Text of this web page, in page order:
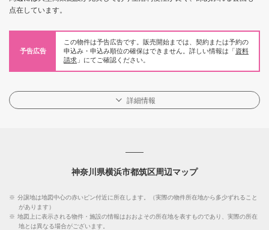
点在しています。
予告広告
この物件は予告広告です。販売開始までは、契約または予約の
申込み・申込み順位の確保はできません。詳しい情報は「 資料
請求 」にてご確認ください。
詳細情報
神奈川県横浜市都筑区周辺マップ
※ 分譲地は地図中心の赤いピン付近に所在します。（実際の物件所在地から多少ずれること
があります）
※ 地図上に表示される物件・施設の情報はおおよその所在地を表すものであり、実際の所在
地とは異なる場合がございます。